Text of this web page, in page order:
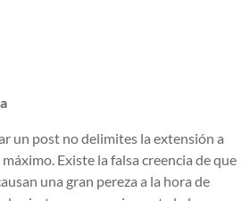
un post no delimites la extensión a
Existe la falsa creencia de que
una gran pereza a la hora de